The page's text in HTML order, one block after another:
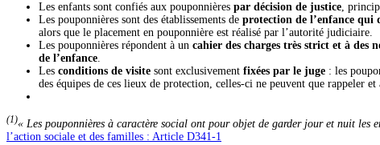
Les enfants sont confiés aux pouponnières par décision de justice,
Les pouponnières sont des établissements de protection de l’enfance qui
alors que le placement en pouponnière est réalisé par l’autorité judiciaire.
Les pouponnières répondent à un cahier des charges très strict et à des
de l’enfance.
Les conditions de visite sont exclusivement fixées par le juge : les
des équipes de ces lieux de protection, celles-ci ne peuvent que rappeler
(1)« Les pouponnières à caractère social ont pour objet de garder jour et nuit
l’action sociale et des familles : Article D341-1